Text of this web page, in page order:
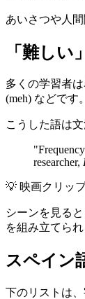
あいさつや人
「難し
多くの学習者
(meh) などです。
こうした語は
researcher,
💡 映画クリッ
シーンを見る
を組み立てら
スペイン
下のリストは